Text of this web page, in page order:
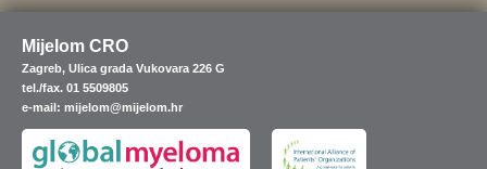
Mijelom CRO
Zagreb, Ulica grada Vukovara 226 G
tel./fax. 01 5509805
e-mail: mijelom@mijelom.hr